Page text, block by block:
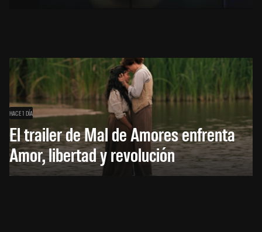
HACE 1 DÍA
El trailer de Mal de Amores enfrenta
Amor, libertad y revolución